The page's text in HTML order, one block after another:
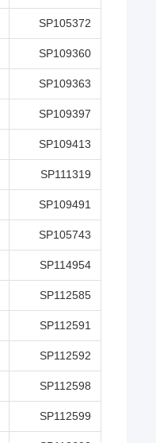
SP105372
SP109360
SP109363
SP109397
SP109413
SP111319
SP109491
SP105743
SP114954
SP112585
SP112591
SP112592
SP112598
SP112599